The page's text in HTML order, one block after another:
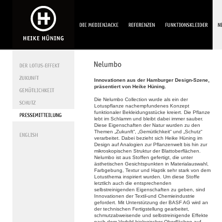
Innovationen aus der Hamburger Design-Szene,
präsentiert von Heike Hüning.
Die Nelumbo Collection wurde als ein der
Lotuspflanze nachempfundenes Konzept
funktionaler Bekleidungsstücke kreiert. Die Pflanze
lebt im Schlamm und bleibt dabei immer sauber.
Diese Eigenschaften der Natur wurden zu den
Themen „Zukunft“, „Gemütlichkeit“ und „Schutz“
verarbeitet. Dabei bezieht sich Heike Hüning im
Design auf Analogien zur Pflanzenwelt bis hin zur
mikroskopischen Struktur der Blattoberflächen.
Nelumbo ist aus Stoffen gefertigt, die unter
ästhetischen Gesichtspunkten in Materialauswahl,
Farbgebung, Textur und Haptik sehr stark von dem
Lotusthema inspiriert wurden. Um diese Stoffe
letztlich auch die entsprechenden
selbstreinigenden Eigenschaften zu geben, sind
Innovationen der Textil-und Chemieindustrie
gefordert. Mit Unterstützung der BASF AG wird an
der technischen Fertigstellung gearbeitet,
schmutzabweisende und selbstreinigende Effekte